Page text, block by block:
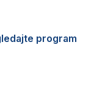
program